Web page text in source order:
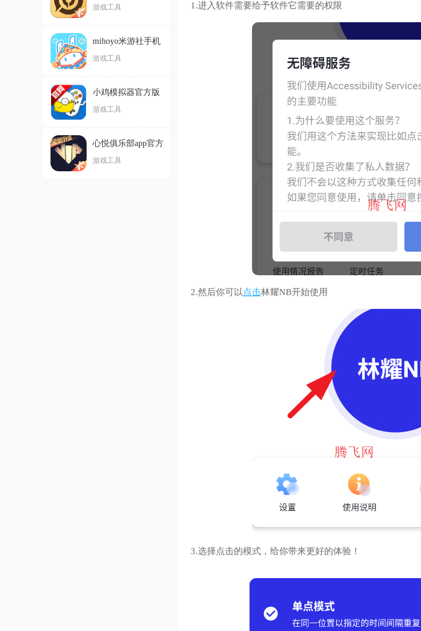
游戏工具
mihoyo米游社手机
版
游戏工具
小鸡模拟器官方版
游戏工具
心悦俱乐部app官方
登录版
游戏工具
1.进入软件需要给予软件它需要的权限
2.然后你可以 点击林耀NB开始使用
3.选择点击的模式，给你带来更好的体验！